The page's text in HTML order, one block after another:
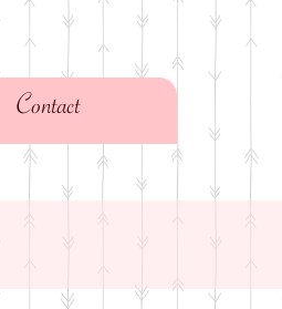
Contact